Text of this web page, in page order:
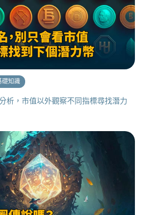
礎知識
析，市值以外觀察不同指標尋找潛力